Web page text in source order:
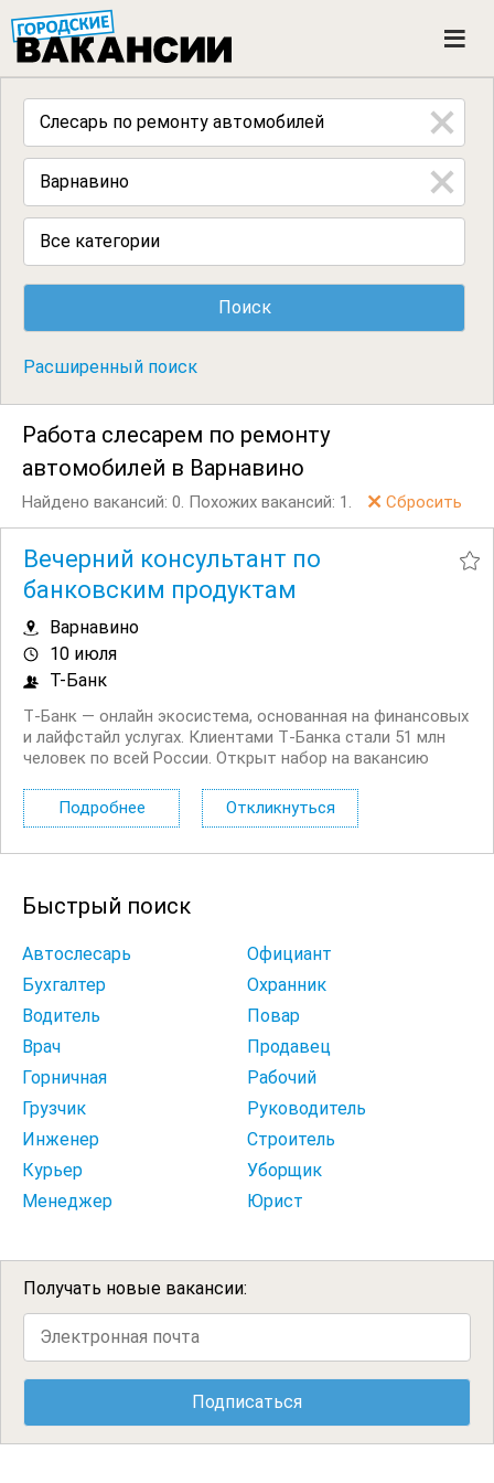
n
Все категории
Расширенный поиск
Работа слесарем по ремонту
автомобилей в Варнавино
Найдено вакансий: 0. Похожих вакансий: 1. Сбросить
Вечерний консультант по
банковским продуктам
Варнавино
10 июля
Т-Банк
Т‑Банк — онлайн экосистема, основанная на финансовых
и лайфстайл услугах. Клиентами Т‑Банка стали 51 млн
человек по всей России. Открыт набор на вакансию
будете делать: Консультировать клиентов по
депозитным продуктам на входящих звонках...
Подробнее Откликнуться
Быстрый поиск
Автослесарь
Официант
Бухгалтер
Охранник
Водитель
Повар
Врач
Продавец
Горничная
Рабочий
Грузчик
Руководитель
Инженер
Строитель
Курьер
Уборщик
Менеджер
Юрист
Получать новые вакансии: